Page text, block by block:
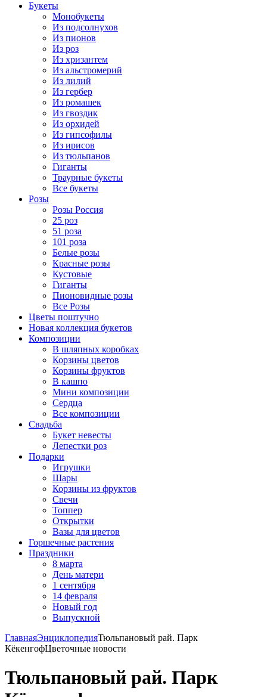
Букеты
Монобукеты
Из подсолнухов
Из пионов
Из роз
Из хризантем
Из альстромерий
Из лилий
Из гербер
Из ромашек
Из гвоздик
Из орхидей
Из гипсофилы
Из ирисов
Из тюльпанов
Гиганты
Траурные букеты
Все букеты
Розы
Розы Россия
25 роз
51 роза
101 роза
Белые розы
Красные розы
Кустовые
Гиганты
Пионовидные розы
Все Розы
Цветы поштучно
Новая коллекция букетов
Композиции
В шляпных коробках
Корзины цветов
Корзины фруктов
В кашпо
Мини композиции
Сердца
Все композиции
Свадьба
Букет невесты
Лепестки роз
Подарки
Игрушки
Шары
Корзины из фруктов
Свечи
Топпер
Открытки
Вазы для цветов
Горшечные растения
Праздники
8 марта
День матери
1 сентября
14 февраля
Новый год
Выпускной
ГлавнаяЭнциклопедияТюльпановый рай. Парк
КёкенгофЦветочные новости
Тюльпановый рай. Парк